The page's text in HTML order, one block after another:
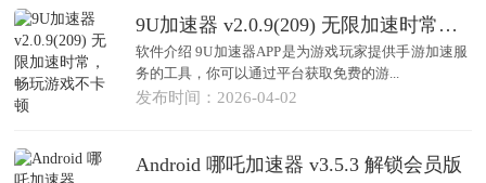
9U加速器 v2.0.9(209) 无限加速时常，畅玩游戏不卡顿
软件介绍 9U加速器APP是为游戏玩家提供手游加速服
务的工具，你可以通过平台获取免费的游...
发布时间：2026-04-02
Android 哪吒加速器 v3.5.3 解锁会员版